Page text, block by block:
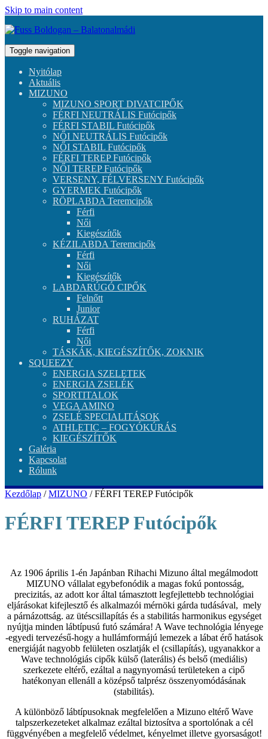
Skip to main content
Toggle navigation
Nyitólap
Aktuális
MIZUNO
MIZUNO SPORT DIVATCIPŐK
FÉRFI NEUTRÁLIS Futócipők
FÉRFI STABIL Futócipők
NŐI NEUTRÁLIS Futócipők
NŐI STABIL Futócipők
FÉRFI TEREP Futócipők
NŐI TEREP Futócipők
VERSENY, FÉLVERSENY Futócipők
GYERMEK Futócipők
RÖPLABDA Teremcipők
Férfi
Női
Kiegészítők
KÉZILABDA Teremcipők
Férfi
Női
Kiegészítők
LABDARÚGÓ CIPŐK
Felnőtt
Junior
RUHÁZAT
Férfi
Női
TÁSKÁK, KIEGÉSZÍTŐK, ZOKNIK
SQUEEZY
ENERGIA SZELETEK
ENERGIA ZSELÉK
SPORTITALOK
VEGA AMINO
ZSELÉ SPECIALITÁSOK
ATHLETIC – FOGYÓKÚRÁS
KIEGÉSZÍTŐK
Galéria
Kapcsolat
Rólunk
Kezdőlap /MIZUNO / FÉRFI TEREP Futócipők
FÉRFI TEREP Futócipők
Az 1906 április 1-én Japánban Rihachi Mizuno által megálmodott
MIZUNO vállalat egybefonódik a magas fokú pontosság,
precizitás, az adott kor által támasztott legfejlettebb technológiai
eljárásokat kifejlesztő és alkalmazói mérnöki gárda tudásával, mely
a párnázottság. az ütéscsillapítás és a stabilitás harmonikus egységet
nyújtja minden lábtípusú futó számára! A Wave technológia lényege
-egyedi tervezésű-hogy a hullámformájú lemezek a lábat érő hatások
energiáját nagyobb felületen oszlatják el (csillapítás), ugyanakkor a
Wave technológiás cipők külső (laterális) és belső (mediális)
szerkezete eltérő, ezáltal a nagynyomású területeken a cipő
hatékonyan ellenáll a középső talprész összenyomódásának
(stabilitás).
A különböző lábtípusoknak megfelelően a Mizuno eltérő Wave
talpszerkezeteket alkalmaz ezáltal biztosítva a sportolónak a cél
függvényében a megfelelő védelmet, kényelmet illetve gyorsaságot!